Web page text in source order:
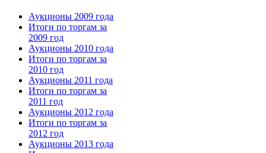
Аукционы 2009 года
Итоги по торгам за
2009 год
Аукционы 2010 года
Итоги по торгам за
2010 год
Аукционы 2011 года
Итоги по торгам за
2011 год
Аукционы 2012 года
Итоги по торгам за
2012 год
Аукционы 2013 года